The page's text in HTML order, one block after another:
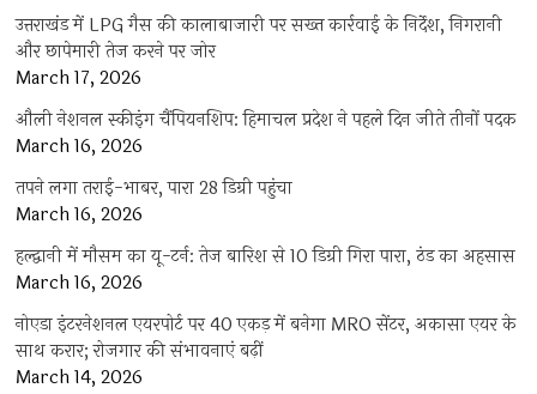
उत्तराखंड में LPG गैस की कालाबाजारी पर सख्त कार्रवाई के निर्देश, निगरानी
और छापेमारी तेज करने पर जोर
March 17, 2026
औली नेशनल स्कीइंग चैंपियनशिप: हिमाचल प्रदेश ने पहले दिन जीते तीनों पदक
March 16, 2026
तपने लगा तराई-भाबर, पारा 28 डिग्री पहुंचा
March 16, 2026
हल्द्वानी में मौसम का यू-टर्न: तेज बारिश से 10 डिग्री गिरा पारा, ठंड का अहसास
March 16, 2026
नोएडा इंटरनेशनल एयरपोर्ट पर 40 एकड़ में बनेगा MRO सेंटर, अकासा एयर के
साथ करार; रोजगार की संभावनाएं बढ़ीं
March 14, 2026